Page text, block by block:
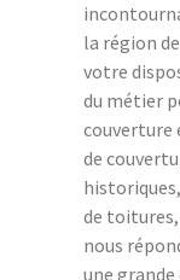
la région
votre
du métier
couverture
de
de
nous
une